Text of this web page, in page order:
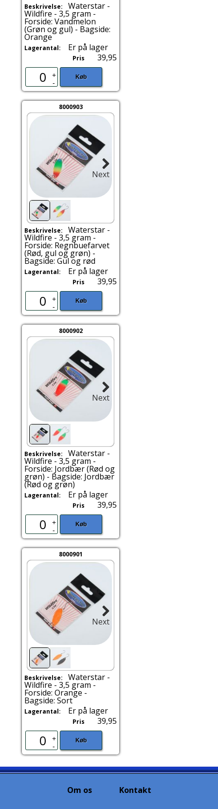
Beskrivelse: Waterstar -
Wildfire - 3,5 gram -
Forside: Vandmelon
(Grøn og gul) - Bagside:
Orange
Lagerantal: Er på lager
Pris 39,95
+
-
Køb
8000903
Next
Beskrivelse: Waterstar -
Wildfire - 3,5 gram -
Forside: Regnbuefarvet
(Rød, gul og grøn) -
Bagside: Gul og rød
Lagerantal: Er på lager
Pris 39,95
+
-
Køb
8000902
Next
Beskrivelse: Waterstar -
Wildfire - 3,5 gram -
Forside: Jordbær (Rød og
grøn) - Bagside: Jordbær
(Rød og grøn)
Lagerantal: Er på lager
Pris 39,95
+
-
Køb
8000901
Next
Beskrivelse: Waterstar -
Wildfire - 3,5 gram -
Forside: Orange -
Bagside: Sort
Lagerantal: Er på lager
Pris 39,95
+
-
Køb
Om os Kontakt